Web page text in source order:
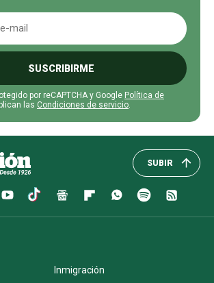
SUSCRIBIRME
por reCAPTCHA y Google Política de
las Condiciones de servicio.
SUBIR
Inmigración